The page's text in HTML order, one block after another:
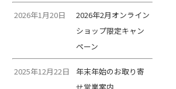
2026年1月20日
2026年2月オンライン
ショップ限定キャン
ペーン
2025年12月22日
年末年始のお取り寄
せ営業案内